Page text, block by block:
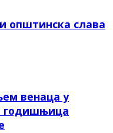
општинска слава
венаца у
годишњица